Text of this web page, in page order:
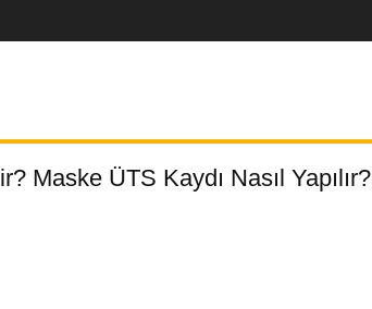
Maske ÜTS Kaydı Nasıl Yapılır?